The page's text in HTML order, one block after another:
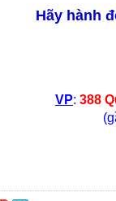
Hãy hành
VP: 388